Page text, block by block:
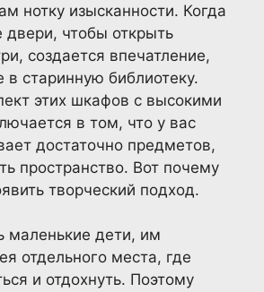
нотку изысканности. Когда
двери, чтобы открыть
создается впечатление,
в старинную библиотеку.
этих шкафов с высокими
в том, что у вас
достаточно предметов,
пространство. Вот почему
творческий подход.
маленькие дети, им
отдельного места, где
и отдохнуть. Поэтому